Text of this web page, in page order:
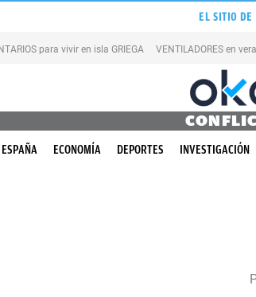
EL SITIO DE
para vivir en isla GRIEGA VENTILADORES en
ESPAÑA ECONOMÍA DEPORTES INVESTIGACIÓN